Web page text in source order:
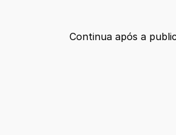
Continua após a